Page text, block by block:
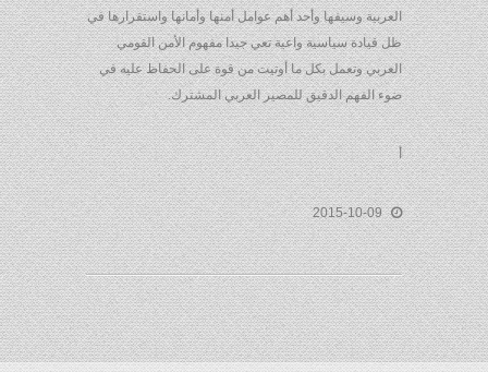
العربية وسيفها وأحد أهم عوامل أمنها وأمانها واستقرارها في
ظل قيادة سياسية واعية تعي جيدا مفهوم الأمن القومي
العربي وتعمل بكل ما أوتيت من قوة على الحفاظ عليه في
ضوء الفهم الدقيق للمصير العربي المشترك.
أ
2015-10-09